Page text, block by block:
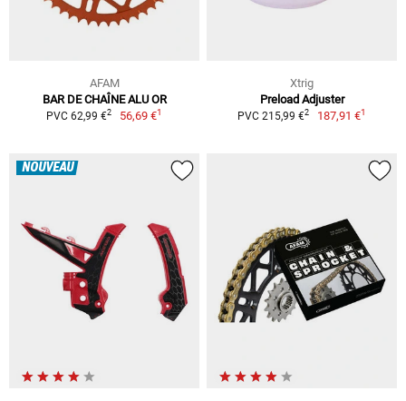
AFAM
BAR DE CHAÎNE ALU OR
PVC 62,99 €2 56,69 €1
Xtrig
Preload Adjuster
PVC 215,99 €2 187,91 €1
NOUVEAU